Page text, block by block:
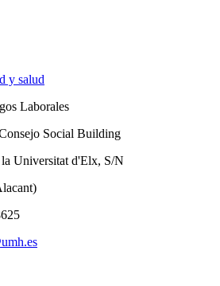
y salud
Laborales
Social Building
Universitat d'Elx, S/N